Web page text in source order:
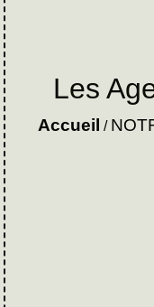
Les
Accueil /